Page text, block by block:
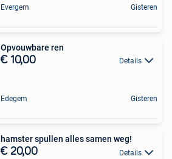
Evergem Gisteren
Opvouwbare ren
€ 10,00 Details
Edegem Gisteren
hamster spullen alles samen weg!
€ 20,00 Details